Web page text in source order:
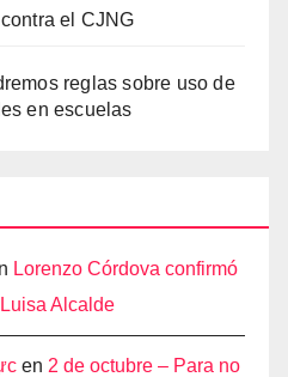
el CJNG
reglas sobre uso de
en escuelas
Lorenzo Córdova confirmó
Alcalde
en 2 de octubre – Para no